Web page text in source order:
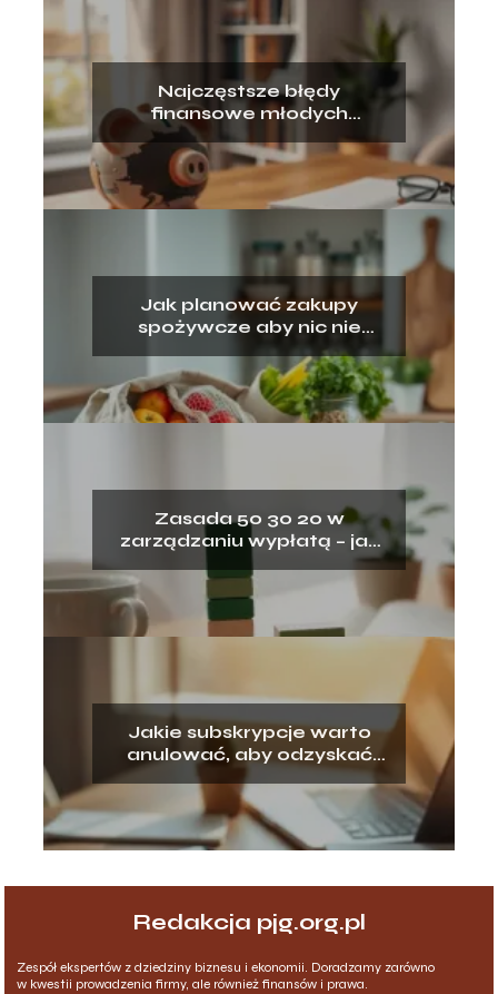
Najczęstsze błędy
finansowe młodych
dorosłych – jak ich uniknąć?
Jak planować zakupy
spożywcze aby nic nie
wyrzucać?
Zasada 50 30 20 w
zarządzaniu wypłatą – jak
Jakie subskrypcje warto
anulować, aby odzyskać
pieniądze?
Redakcja pjg.org.pl
Zespół ekspertów z dziedziny biznesu i ekonomii. Doradzamy zarówno
w kwestii prowadzenia firmy, ale również finansów i prawa.